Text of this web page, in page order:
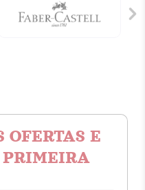
OFERTAS E
PRIMEIRA